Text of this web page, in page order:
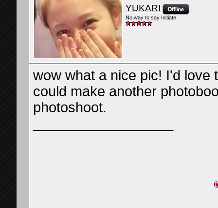
YUKARI
No way to say Initiate
wow what a nice pic! I'd love
could make another
photoshoot.